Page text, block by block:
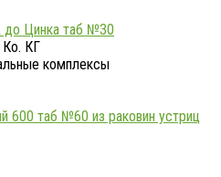
до Цинка таб №30
Ко. КГ
комплексы